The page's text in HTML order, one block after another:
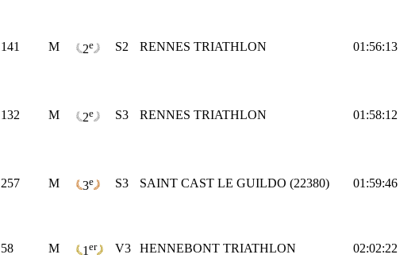
141 M 2e S2 RENNES TRIATHLON 01:56:13
132 M 2e S3 RENNES TRIATHLON 01:58:12
257 M 3e S3 SAINT CAST LE GUILDO (22380) 01:59:46
58 M 1 er V3 HENNEBONT TRIATHLON 02:02:22